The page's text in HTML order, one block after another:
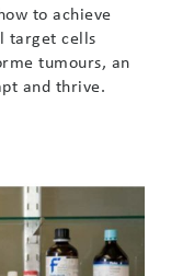
to achieve
target cells
tumours, an
and thrive.